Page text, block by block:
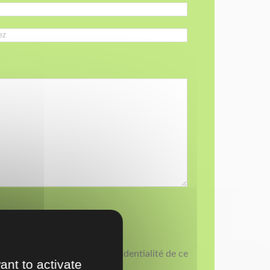
j'accepte la politique de confidentialité de ce
to activate